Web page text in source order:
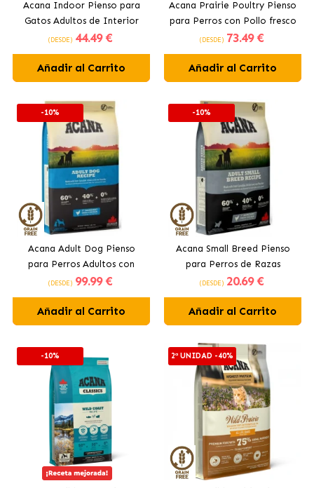
Acana Indoor Pienso para
Gatos Adultos de Interior
(DESDE) 44.49 €
Añadir al Carrito
Acana Prairie Poultry Pienso
para Perros con Pollo fresco
(DESDE) 73.49 €
Añadir al Carrito
-10%
Acana Adult Dog Pienso
para Perros Adultos con
Pollo
(DESDE) 99.99 €
Añadir al Carrito
-10%
Acana Small Breed Pienso
para Perros de Razas
Pequeñas con Pollo
(DESDE) 20.69 €
Añadir al Carrito
-10% 2ª UNIDAD -40%